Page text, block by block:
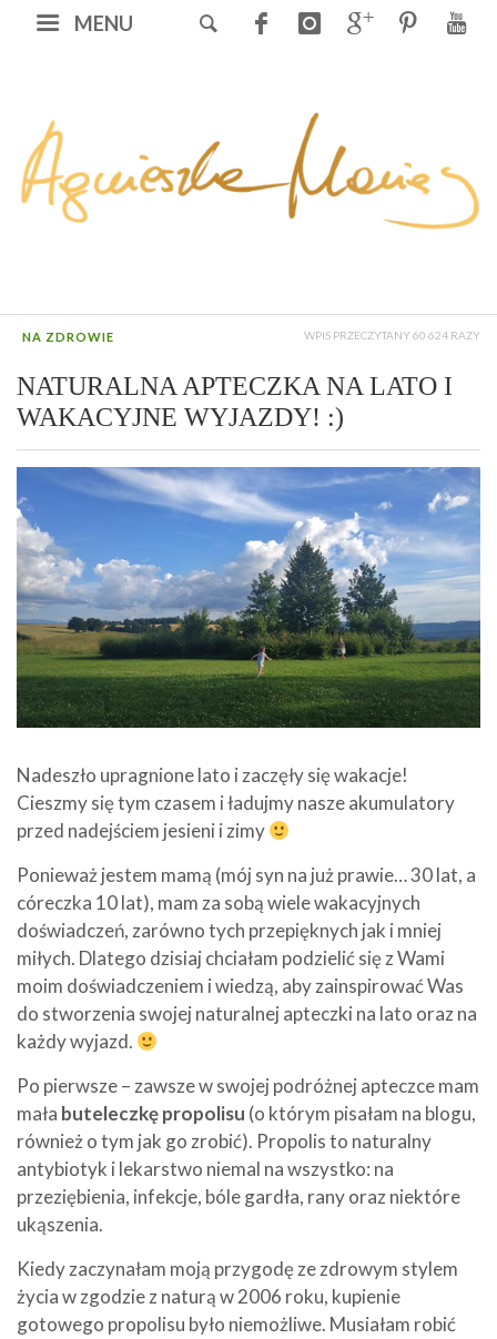
MENU
NA ZDROWIE WPIS PRZECZYTANY 60 624 RAZY
NATURALNA APTECZKA NA LATO I
WAKACYJNE WYJAZDY! :)
Nadeszło upragnione lato i zaczęły się wakacje!
Cieszmy się tym czasem i ładujmy nasze akumulatory
przed nadejściem jesieni i zimy
Ponieważ jestem mamą (mój syn na już prawie… 30 lat, a
córeczka 10 lat), mam za sobą wiele wakacyjnych
doświadczeń, zarówno tych przepięknych jak i mniej
miłych. Dlatego dzisiaj chciałam podzielić się z Wami
moim doświadczeniem i wiedzą, aby zainspirować Was
do stworzenia swojej naturalnej apteczki na lato oraz na
każdy wyjazd.
Po pierwsze – zawsze w swojej podróżnej apteczce mam
mała buteleczkę propolisu (o którym pisałam na blogu,
również o tym jak go zrobić). Propolis to naturalny
antybiotyk i lekarstwo niemal na wszystko: na
przeziębienia, infekcje, bóle gardła, rany oraz niektóre
ukąszenia.
Kiedy zaczynałam moją przygodę ze zdrowym stylem
życia w zgodzie z naturą w 2006 roku, kupienie
gotowego propolisu było niemożliwe. Musiałam robić